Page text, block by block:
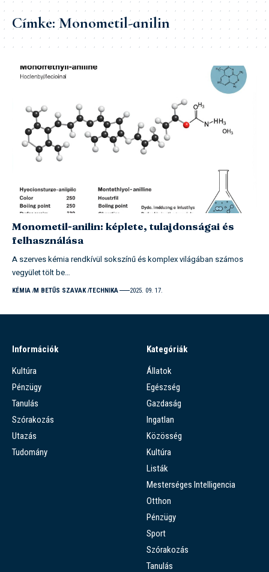
Címke:Monometil-anilin
Monometil-anilin: képlete, tulajdonságai és
felhasználása
A szerves kémia rendkívül sokszínű és komplex világában számos
vegyület tölt be…
KÉMIA M BETŰS SZAVAK TECHNIKA 2025. 09. 17.
Információk
Kultúra
Pénzügy
Tanulás
Szórakozás
Utazás
Tudomány
Kategóriák
Állatok
Egészség
Gazdaság
Ingatlan
Közösség
Kultúra
Listák
Mesterséges Intelligencia
Otthon
Pénzügy
Sport
Szórakozás
Tanulás